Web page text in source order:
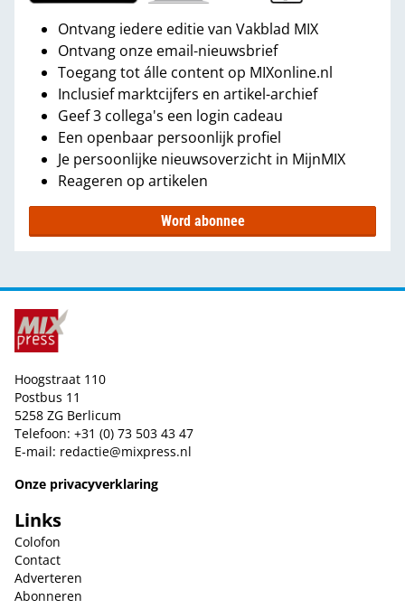
Ontvang iedere editie van Vakblad MIX
Ontvang onze email-nieuwsbrief
Toegang tot álle content op MIXonline.nl
Inclusief marktcijfers en artikel-archief
Geef 3 collega's een login cadeau
Een openbaar persoonlijk profiel
Je persoonlijke nieuwsoverzicht in MijnMIX
Reageren op artikelen
Word abonnee
Hoogstraat 110
Postbus 11
5258 ZG Berlicum
Telefoon: +31 (0) 73 503 43 47
E-mail: redactie@mixpress.nl
Onze privacyverklaring
Links
Colofon
Contact
Adverteren
Abonneren